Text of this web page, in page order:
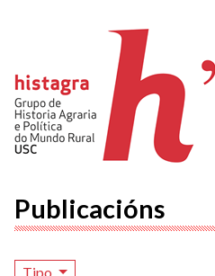
Publicacións
Tipo